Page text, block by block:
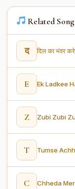
Related
द दिल का भंवर
E
Z Zubi Zubi
T Tumse
C Chheda